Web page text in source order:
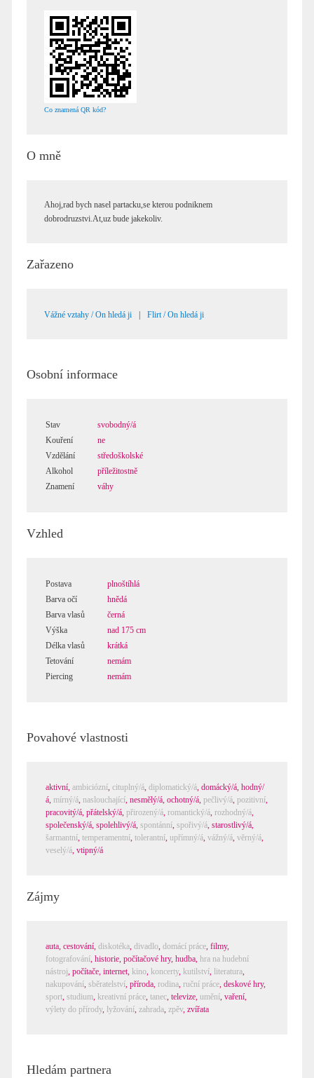
Co znamená QR kód?
O mně
Ahoj,rad bych nasel partacku,se kterou podniknem
dobrodruzstvi.At,uz bude jakekoliv.
Zařazeno
Vážné vztahy / On hledá ji Flirt / On hledá ji
Osobní informace
Stav
svobodný/á
Kouření
ne
Vzdělání
středoškolské
Alkohol
příležitostně
Znamení
váhy
Vzhled
Postava
plnoštíhlá
Barva očí
hnědá
Barva vlasů
černá
Výška
nad 175 cm
Délka vlasů
krátká
Tetování
nemám
Piercing
nemám
Povahové vlastnosti
aktivní, ambiciózní, cituplný/á, diplomatický/á, domácký/á, hodný/
á, mírný/á, naslouchající, nesmělý/á, ochotný/á, pečlivý/á, pozitivní,
pracovitý/á, přátelský/á, přirozený/á, romantický/á, rozhodný/á,
společenský/á, spolehlivý/á, spontánní, spořivý/á, starostlivý/á,
šarmantní, temperamentní, tolerantní, upřímný/á, vážný/á, věrný/á,
veselý/á, vtipný/á
Zájmy
auta, cestování, diskotéka, divadlo, domácí práce, filmy,
fotografování, historie, počítačové hry, hudba, hra na hudební
nástroj, počítače, internet, kino, koncerty, kutilství, literatura,
nakupování, sběratelství, příroda, rodina, ruční práce, deskové hry,
sport, studium, kreativní práce, tanec, televize, umění, vaření,
výlety do přírody, lyžování, zahrada, zpěv, zvířata
Hledám partnera